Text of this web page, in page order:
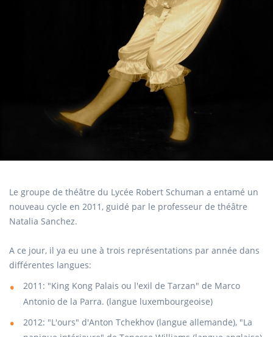
Le groupe de théâtre du Lycée Robert Schuman a entamé un
nouveau cycle en 2011, guidé par le professeur de théâtre
Natalia Sanchez.
A ce jour, il ya eu une à trois représentations par année dans
différentes langues:
2011: "King Kong Palais ou l'exil de Tarzan" de Marco
Antonio de la Parra. (langue luxembourgeoise)
2012: "L'ours" d'Anton Tchekhov (langue allemande), "La